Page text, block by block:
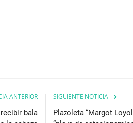
ANTERIOR
bala
SIGUIENTE NOTICIA
Plazoleta “Margot